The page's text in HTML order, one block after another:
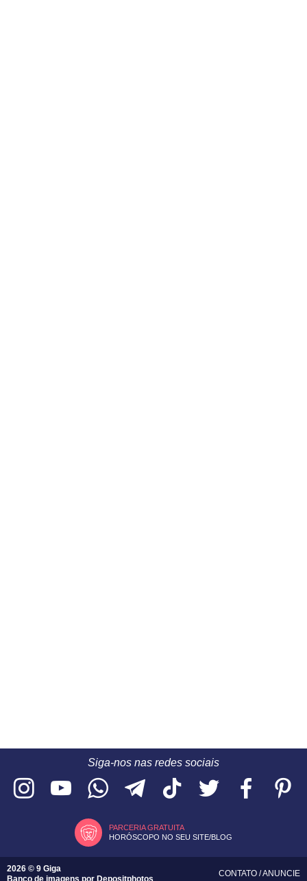
Siga-nos nas redes sociais
PARCERIA GRATUITA
HORÓSCOPO NO SEU SITE/BLOG
2026 © 9 Giga
Banco de imagens por Depositphotos
CONTATO /ANUNCIE